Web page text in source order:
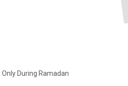
Only During Ramadan